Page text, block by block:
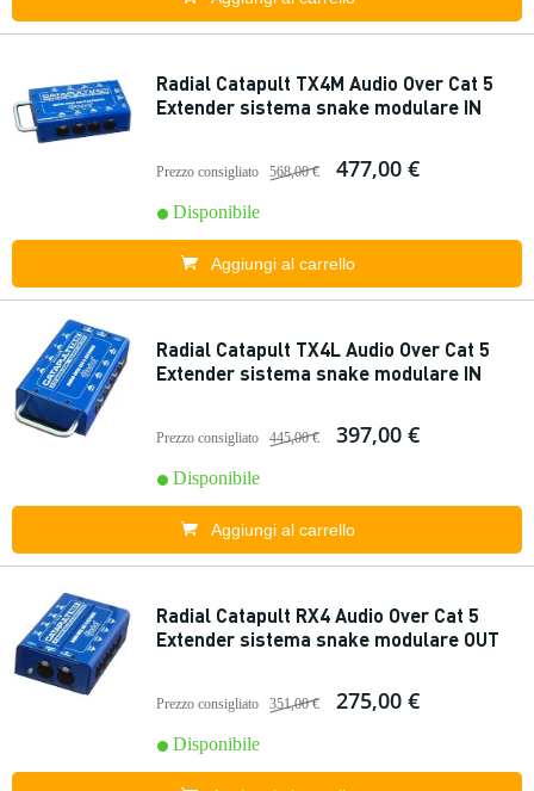
Radial Catapult TX4M Audio Over Cat 5
Extender sistema snake modulare IN
Prezzo consigliato 568,00 € 477,00 €
Disponibile
Aggiungi al carrello
Radial Catapult TX4L Audio Over Cat 5
Extender sistema snake modulare IN
Prezzo consigliato 445,00 € 397,00 €
Disponibile
Aggiungi al carrello
Radial Catapult RX4 Audio Over Cat 5
Extender sistema snake modulare OUT
Prezzo consigliato 351,00 € 275,00 €
Disponibile